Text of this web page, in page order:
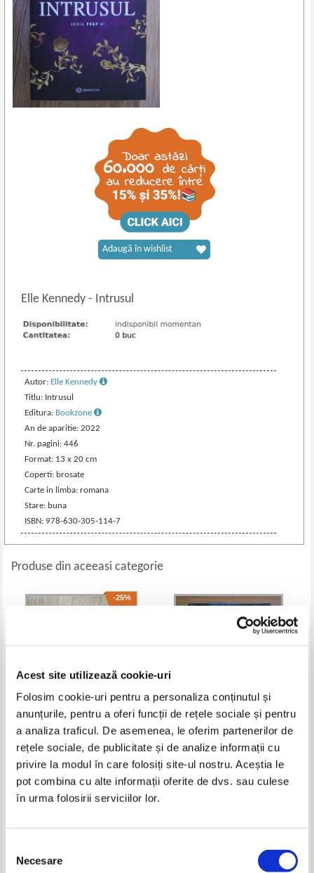
Acest site utilizează cookie-uri
Folosim cookie-uri pentru a personaliza conținutul și
anunțurile, pentru a oferi funcții de rețele sociale și pentru
a analiza traficul. De asemenea, le oferim partenerilor de
rețele sociale, de publicitate și de analize informații cu
privire la modul în care folosiți site-ul nostru. Aceștia le
pot combina cu alte informații oferite de dvs. sau culese
în urma folosirii serviciilor lor.
consimțământului
Necesare
Elle Kennedy- Intrusul
Autor: Elle Kennedy
Titlu: Intrusul
Editura: Bookzone
An de aparitie: 2022
Nr. pagini: 446
Format: 13 x 20 cm
Coperti: brosate
Carte in limba: romana
Stare: buna
ISBN: 978-630-305-114-7
Adaugă în wishlist
Produse din aceeasi categorie
-25%
Alberto Manguel - Biblioteca
noptii
Lee Child - Timpul trecut